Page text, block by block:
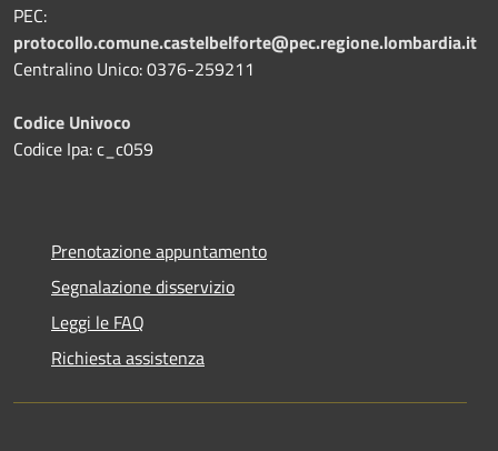
PEC:
protocollo.comune.castelbelforte@pec.regione.lombardia.it
Centralino Unico: 0376-259211
Codice Univoco
Codice Ipa: c_c059
Prenotazione appuntamento
Segnalazione disservizio
Leggi le FAQ
Richiesta assistenza